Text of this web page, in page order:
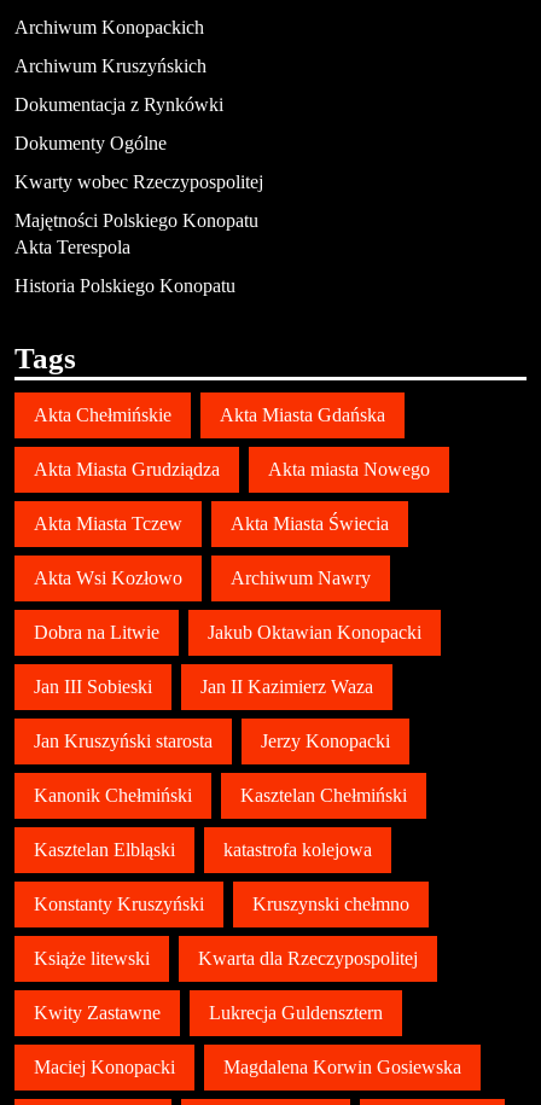
Archiwum Konopackich
Archiwum Kruszyńskich
Dokumentacja z Rynkówki
Dokumenty Ogólne
Kwarty wobec Rzeczypospolitej
Majętności Polskiego Konopatu
Akta Terespola
Historia Polskiego Konopatu
Tags
Akta Chełmińskie Akta Miasta Gdańska
Akta Miasta Grudziądza Akta miasta Nowego
Akta Miasta Tczew Akta Miasta Świecia
Akta Wsi Kozłowo Archiwum Nawry
Dobra na Litwie Jakub Oktawian Konopacki
Jan III Sobieski Jan II Kazimierz Waza
Jan Kruszyński starosta Jerzy Konopacki
Kanonik Chełmiński Kasztelan Chełmiński
Kasztelan Elbląski katastrofa kolejowa
Konstanty Kruszyński Kruszynski chełmno
Książe litewski Kwarta dla Rzeczypospolitej
Kwity Zastawne Lukrecja Guldensztern
Maciej Konopacki Magdalena Korwin Gosiewska